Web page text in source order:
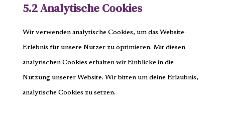
5.2 Analytische Cookies
Wir verwenden analytische Cookies, um das Website-
Erlebnis für unsere Nutzer zu optimieren. Mit diesen
analytischen Cookies erhalten wir Einblicke in die
Nutzung unserer Website. Wir bitten um deine Erlaubnis,
analytische Cookies zu setzen.